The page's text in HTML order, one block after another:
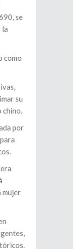
se
la
como
su
chino.
por
mujer